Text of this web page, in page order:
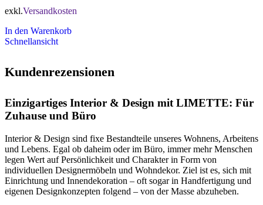
exkl.Versandkosten
In den Warenkorb
Schnellansicht
Kundenrezensionen
Einzigartiges Interior & Design mit LIMETTE: Für
Zuhause und Büro
Interior & Design sind fixe Bestandteile unseres Wohnens, Arbeitens
und Lebens. Egal ob daheim oder im Büro, immer mehr Menschen
legen Wert auf Persönlichkeit und Charakter in Form von
individuellen Designermöbeln und Wohndekor. Ziel ist es, sich mit
Einrichtung und Innendekoration – oft sogar in Handfertigung und
eigenen Designkonzepten folgend – von der Masse abzuheben.